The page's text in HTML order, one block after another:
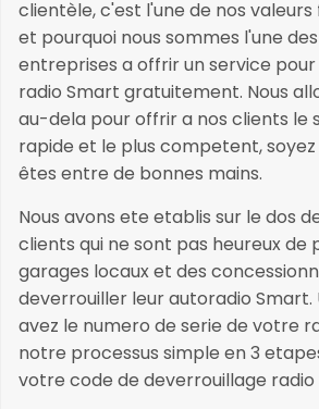
clientèle, c'est l'une de nos
et pourquoi nous sommes l'une
entreprises a offrir un service
radio Smart gratuitement. Nous
au-dela pour offrir a nos clients le
rapide et le plus competent, soyez
êtes entre de bonnes mains.
Nous avons ete etablis sur le dos
clients qui ne sont pas heureux de
garages locaux et des
deverrouiller leur autoradio Smart.
avez le numero de serie de votre
notre processus simple en 3
votre code de deverrouillage radio